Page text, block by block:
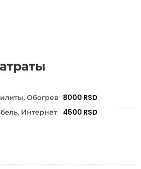
Обогрев 8000 RSD
Интернет
4500 RSD